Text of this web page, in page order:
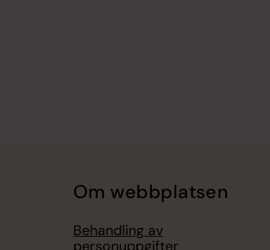
Om webbplatsen
Behandling av
personuppgifter